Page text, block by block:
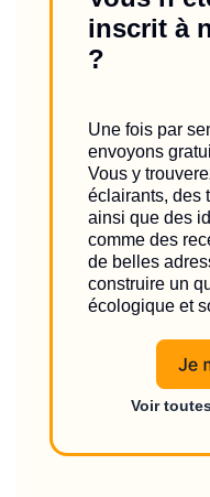
inscrit à
?
Une fois par
envoyons
Vous y
éclairants, des
ainsi que des
comme des
de belles
construire un
écologique et
Voir